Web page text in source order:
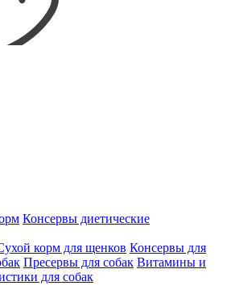
Консервы диетические
корм для щенков Консервы для
Пресервы для собак Витамины и
для собак